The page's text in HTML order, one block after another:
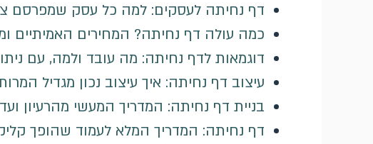
דף נחיתה לעסקים: למה כל עסק שמפרסם
כמה עולה דף נחיתה? המחירים האמיתיים
דוגמאות לדף נחיתה: מה עובד ולמה, עם
עיצוב דף נחיתה: איך עיצוב נכון מגדיל
בניית דף נחיתה: המדריך המעשי מהרעיון
דף נחיתה: המדריך המלא לעמוד שהופך